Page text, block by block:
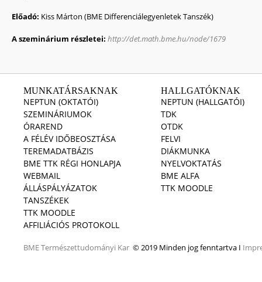
Előadó: Kiss Márton (BME Differenciálegyenletek Tanszék)
A szeminárium részletei: http://det.math.bme.hu/node/1679
MUNKATÁRSAKNAK
NEPTUN (OKTATÓI)
SZEMINÁRIUMOK
ÓRAREND
A FÉLÉV IDŐBEOSZTÁSA
TEREMADATBÁZIS
BME TTK RÉGI HONLAPJA
WEBMAIL
ÁLLÁSPÁLYÁZATOK
TANSZÉKEK
TTK MOODLE
AFFILIÁCIÓS PROTOKOLL
BMETermészettudományi Kar © 2019 Minden jog fenntartva I
HALLGATÓKNAK
NEPTUN (HALLGATÓI)
TDK
OTDK
FELVI
DIÁKMUNKA
NYELVOKTATÁS
BME ALFA
TTK MOODLE